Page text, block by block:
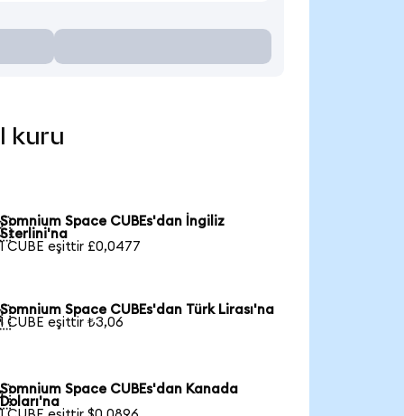
kuru
Somnium Space CUBEs'dan İngiliz
Sterlini'na
1 CUBE eşittir £0,0477
Somnium Space CUBEs'dan Türk Lirası'na
1 CUBE eşittir ₺3,06
Somnium Space CUBEs'dan Kanada
Doları'na